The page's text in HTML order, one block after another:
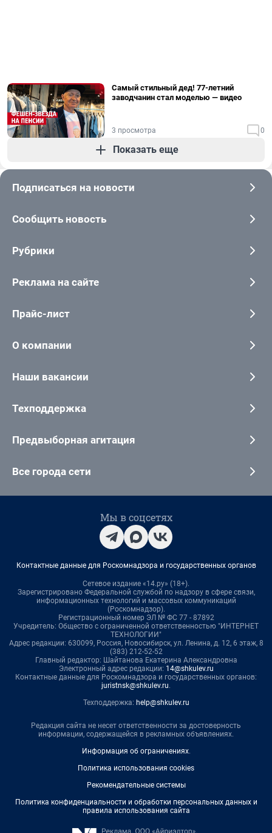
Самый стильный дед! 77-летний
заводчанин стал моделью — видео
3 просмотра 0
Показать еще
Подписаться на новости
Сообщить новость
Рубрики
Реклама на сайте
Прайс-лист
О компании
Наши вакансии
Техподдержка
Предвыборная агитация
Все города сети
Мы в соцсетях
Контактные данные для Роскомнадзора и государственных органов
Сетевое издание «14.ру» (18+).
Зарегистрировано Федеральной службой по надзору в сфере связи,
информационных технологий и массовых коммуникаций
(Роскомнадзор).
Регистрационный номер ЭЛ № ФС 77 - 87892
Учредитель: Общество с ограниченной ответственностью "ИНТЕРНЕТ
ТЕХНОЛОГИИ"
Адрес редакции: 630099, Россия, Новосибирск, ул. Ленина, д. 12, 6 этаж, 8
(383) 212-52-52
Главный редактор: Шайтанова Екатерина Александровна
Электронный адрес редакции: 14@shkulev.ru
Контактные данные для Роскомнадзора и государственных органов:
juristnsk@shkulev.ru.
Техподдержка: help@shkulev.ru
Редакция сайта не несет ответственности за достоверность
информации, содержащейся в рекламных объявлениях.
Информация об ограничениях.
Политика использования cookies
Рекомендательные системы
Политика конфиденциальности и обработки персональных данных и
правила использования сайта